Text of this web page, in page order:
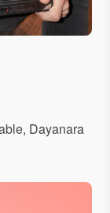
Dayanara